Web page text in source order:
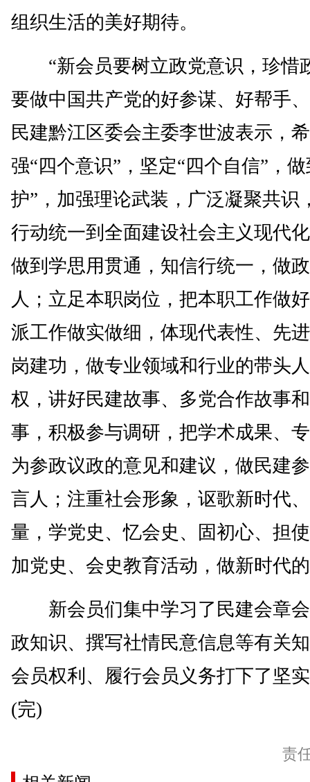
组织生活的美好期待。
“新会员要树立政党意识，珍惜
要做中国共产党的好参谋、好帮手
民建黔江区委会主委李世波表示，
强“四个意识”，坚定“四个自信”，
护”，加强理论武装，广泛凝聚共识
行动统一到全面建设社会主义现代
做到学思用贯通，知信行统一，做
人；立足本职岗位，把本职工作做
派工作做实做细，体现代表性、先
岗建功，做专业领域和行业的带头
权，讲好民建故事、多党合作故事
事，积极参与调研，把学术成果、
为参政议政的意见和建议，做民建
言人；注重社会形象，讴歌新时代
量，学党史、忆会史、固初心、担
加党史、会史教育活动，做新时代
新会员们集中学习了民建会章会
政知识、撰写社情民意信息等有关
会员权利、履行会员义务打下了坚
(完)
责